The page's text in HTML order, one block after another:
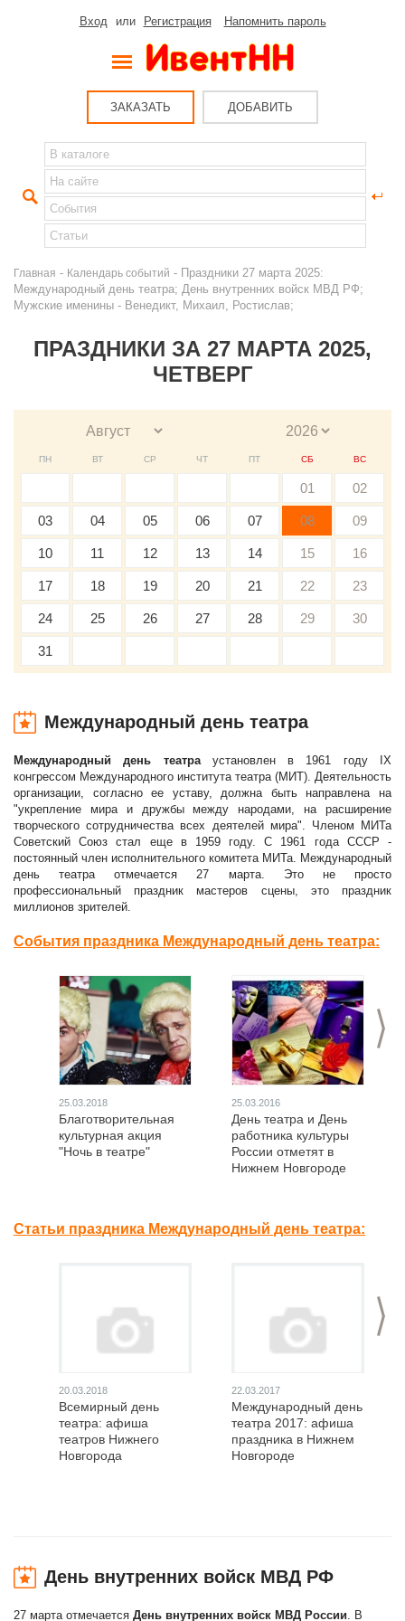
Вход или Регистрация Напомнить пароль
ЗАКАЗАТЬ ДОБАВИТЬ
Главная - Календарь событий - Праздники 27 марта 2025:
Международный день театра; День внутренних войск МВД РФ;
Мужские именины - Венедикт, Михаил, Ростислав;
ПРАЗДНИКИ ЗА 27 МАРТА 2025,
ЧЕТВЕРГ
ПН ВТ СР ЧТ ПТ СБ ВС
01 02
03 04 05 06 07 08 09
10 11 12 13 14 15 16
17 18 19 20 21 22 23
24 25 26 27 28 29 30
31
Международный день театра
Международный день театраустановлен в 1961 году IX
конгрессом Международного института театра (МИТ). Деятельность
организации, согласно ее уставу, должна быть направлена на
"укрепление мира и дружбы между народами, на расширение
творческого сотрудничества всех деятелей мира". Членом МИТа
Советский Союз стал еще в 1959 году. С 1961 года СССР -
постоянный член исполнительного комитета МИТа. Международный
день театра отмечается 27 марта. Это не просто
профессиональный праздник мастеров сцены, это праздник
миллионов зрителей.
События праздника Международный день театра:
>
25.03.2018
Благотворительная
культурная акция
"Ночь в театре"
25.03.2016
День театра и День
работника культуры
России отметят в
Нижнем Новгороде
Статьи праздника Международный день театра:
>
20.03.2018
Всемирный день
театра: афиша
театров Нижнего
Новгорода
22.03.2017
Международный день
театра 2017: афиша
праздника в Нижнем
Новгороде
День внутренних войск МВД РФ
27 марта отмечается День внутренних войск МВД России. В